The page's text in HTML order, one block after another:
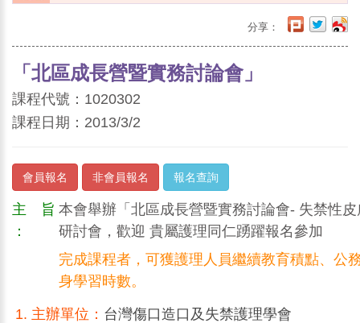
分享：
「北區成長營暨實務討論會」
課程代號：1020302
課程日期：2013/3/2
會員報名 非會員報名 報名查詢
主 旨
：
本會舉辦「北區成長營暨實務討論會- 失禁性
研討會，歡迎 貴屬護理同仁踴躍報名參加
完成課程者，可獲護理人員繼續教育積點、公
身學習時數。
主辦單位： 台灣傷口造口及失禁護理學會